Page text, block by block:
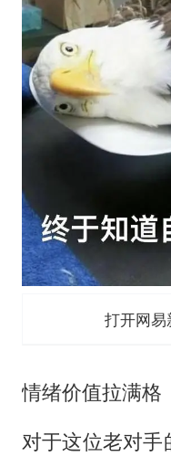
打开网
情绪价值拉满格
对于这位老对手